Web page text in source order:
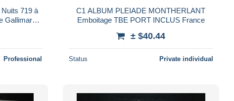
719 à
Gallimard
Professional
C1 ALBUM PLEIADE MONTHERLANT
Emboitage TBE PORT INCLUS France
± $40.44
Status Private individual